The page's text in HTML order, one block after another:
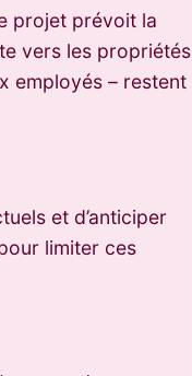
projet prévoit la
vers les propriétés
employés – restent
et d’anticiper
limiter ces